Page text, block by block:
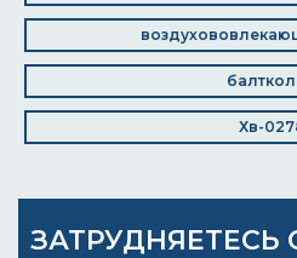
Хв-
ЗАТРУДНЯЕТЕСЬ